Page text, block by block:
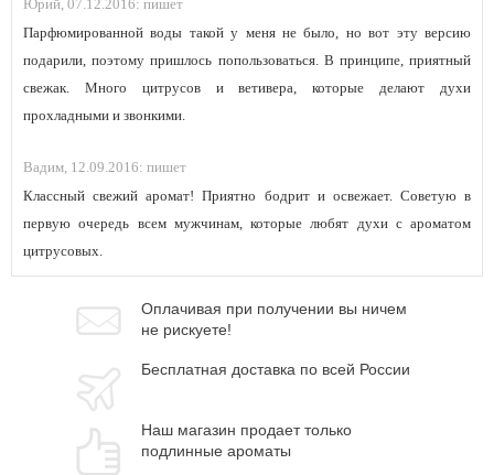
Юрий, 07.12.2016: пишет
Парфюмированной воды такой у меня не было, но вот эту версию
подарили, поэтому пришлось попользоваться. В принципе, приятный
свежак. Много цитрусов и ветивера, которые делают духи
прохладными и звонкими.
Вадим, 12.09.2016: пишет
Классный свежий аромат! Приятно бодрит и освежает. Советую в
первую очередь всем мужчинам, которые любят духи с ароматом
цитрусовых.
Оплачивая при получении вы ничем
не рискуете!
Бесплатная доставка по всей России
Наш магазин продает только
подлинные ароматы